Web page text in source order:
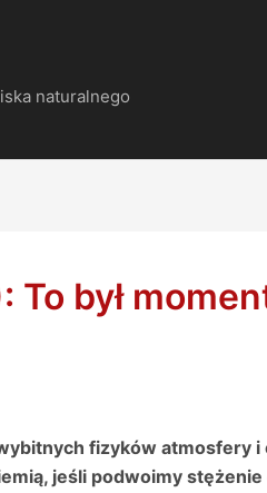
naturalnego
To był
fizyków atmosfery
jeśli podwoimy